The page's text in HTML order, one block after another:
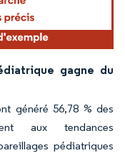
gagne du
généré 56,78 % des
aux tendances
pédiatriques